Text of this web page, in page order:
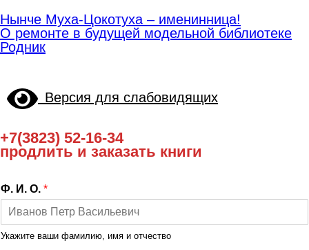
Нынче Муха-Цокотуха – именинница!
О ремонте в будущей модельной библиотеке
Родник
Версия для слабовидящих
+7(3823) 52-16-34
продлить и заказать книги
Ф. И. О. *
Укажите ваши фамилию, имя и отчество